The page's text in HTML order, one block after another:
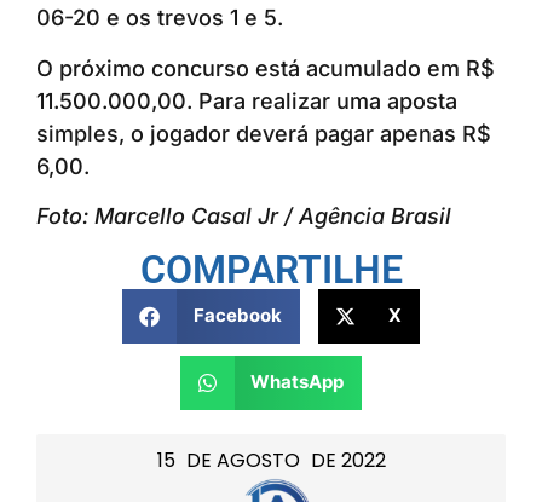
15 DE AGOSTO DE 2022
06-20 e os trevos 1 e 5.
O próximo concurso está acumulado em R$
11.500.000,00. Para realizar uma aposta
simples, o jogador deverá pagar apenas R$
6,00.
Foto: Marcello Casal Jr / Agência Brasil
COMPARTILHE
Facebook X
WhatsApp